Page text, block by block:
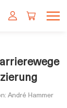
André Hammer